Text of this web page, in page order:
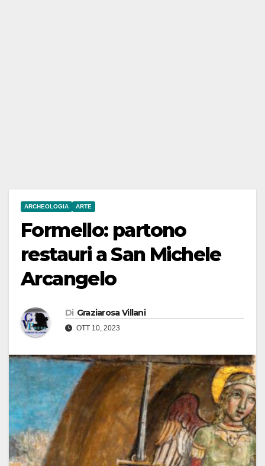
ARCHEOLOGIA ARTE
Formello: partono
restauri a San Michele
Arcangelo
Di Graziarosa Villani
OTT 10, 2023